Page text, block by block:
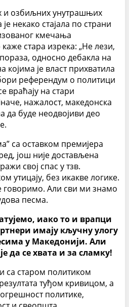
и озбиљних унутрашњих
некако стајала по страни
кмечања
стара изрека: „Не лези,
односно дебакла на
је власт прихватила
референдум о политици
враћају на стари
нажалост, македонска
да буде неодвојиви део
са оставком премијера
још није достављена
свој спас у тзв.
утицају, без икакве логике.
говоримо. Али сви ми знамо
песма.
иако то и врапци
имају кључну улогу
у Македонији. Али
да се хвата и за сламку!
са старом политиком
туђом кривицом, а
политике,